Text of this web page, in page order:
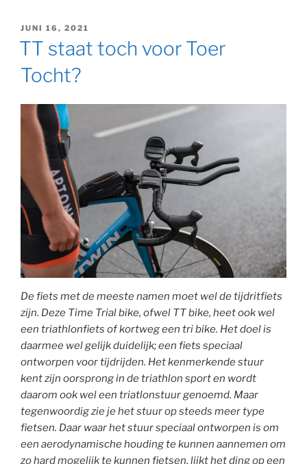
GEPLAATST
OP
JUNI 16, 2021
TT staat toch voor Toer
Tocht?
De fiets met de meeste namen moet wel de tijdritfiets
zijn. Deze Time Trial bike, ofwel TT bike, heet ook wel
een triathlonfiets of kortweg een tri bike. Het doel is
daarmee wel gelijk duidelijk; een fiets speciaal
ontworpen voor tijdrijden. Het kenmerkende stuur
kent zijn oorsprong in de triathlon sport en wordt
daarom ook wel een triatlonstuur genoemd. Maar
tegenwoordig zie je het stuur op steeds meer type
fietsen. Daar waar het stuur speciaal ontworpen is om
een aerodynamische houding te kunnen aannemen om
zo hard mogelijk te kunnen fietsen, lijkt het ding op een